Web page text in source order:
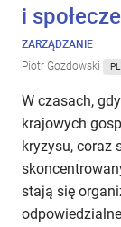
i
ZARZĄDZANIE
Piotr Gozdowski PL
W czasach,
krajowych
kryzysu, coraz
stają się